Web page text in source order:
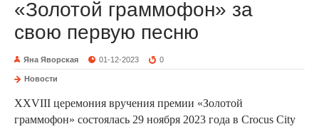
«Золотой граммофон» за
свою первую песню
Яна Яворская 01-12-2023 0
Новости
XXVIII церемония вручения премии «Золотой
граммофон» состоялась 29 ноября 2023 года в Crocus City